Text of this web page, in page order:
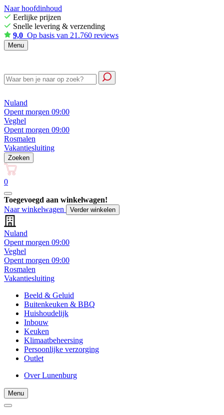
Naar hoofdinhoud
Eerlijke prijzen
Snelle levering & verzending
9,0 Op basis van 21.760 reviews
Menu
Nuland
Opent morgen 09:00
Veghel
Opent morgen 09:00
Rosmalen
Vakantiesluiting
Zoeken
0
Toegevoegd aan winkelwagen!
Naar winkelwagen
Verder winkelen
Nuland
Opent morgen 09:00
Veghel
Opent morgen 09:00
Rosmalen
Vakantiesluiting
Beeld & Geluid
Buitenkeuken & BBQ
Huishoudelijk
Inbouw
Keuken
Klimaatbeheersing
Persoonlijke verzorging
Outlet
Over Lunenburg
Menu